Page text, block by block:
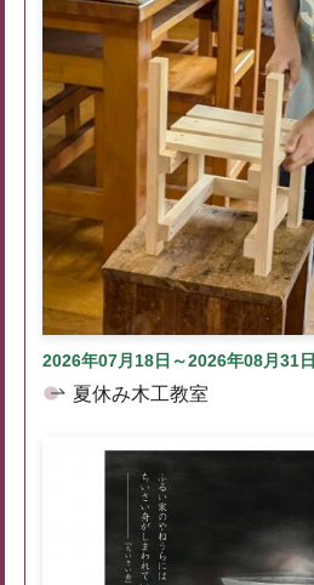
2026年07月18日～2026年08月31日
夏休み木工教室